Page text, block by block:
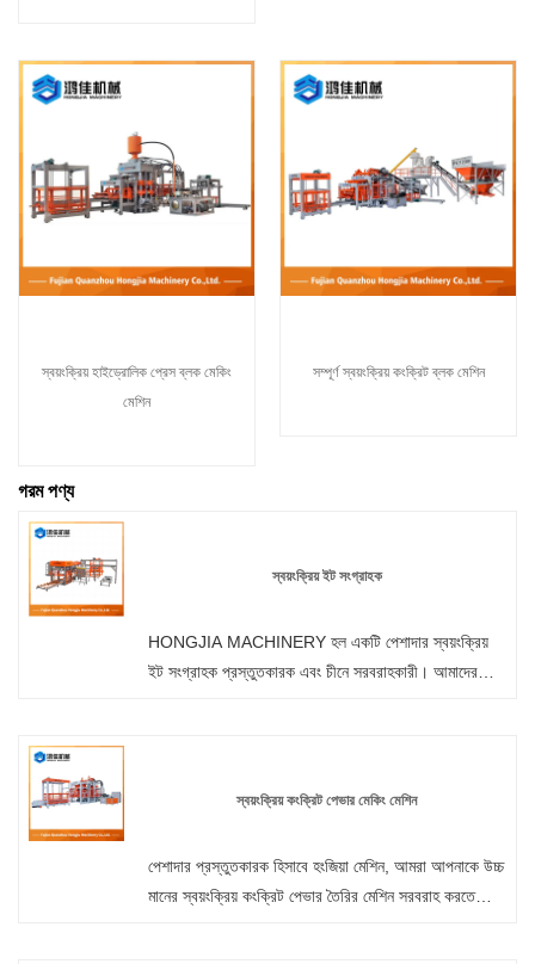
স্বয়ংক্রিয় হাইড্রোলিক প্রেস ব্লক মেকিং
মেশিন
সম্পূর্ণ স্বয়ংক্রিয় কংক্রিট ব্লক মেশিন
গরম পণ্য
স্বয়ংক্রিয় ইট সংগ্রাহক
HONGJIA MACHINERY হল একটি পেশাদার স্বয়ংক্রিয়
ইট সংগ্রাহক প্রস্তুতকারক এবং চীনে সরবরাহকারী। আমাদের
হল প্রাচীর প্যানেল মেশিন প্রস্তুতকারক এবং চীনে সরবরাহকারী।
স্বয়ংক্রিয় কংক্রিট পেভার মেকিং মেশিন
পেশাদার প্রস্তুতকারক হিসাবে হংজিয়া মেশিন, আমরা আপনাকে উচ্চ
মানের স্বয়ংক্রিয় কংক্রিট পেভার তৈরির মেশিন সরবরাহ করতে